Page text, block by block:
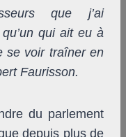
que j’ai
qui ait eu à
se voir traîner en
Faurisson.
du parlement
depuis plus de